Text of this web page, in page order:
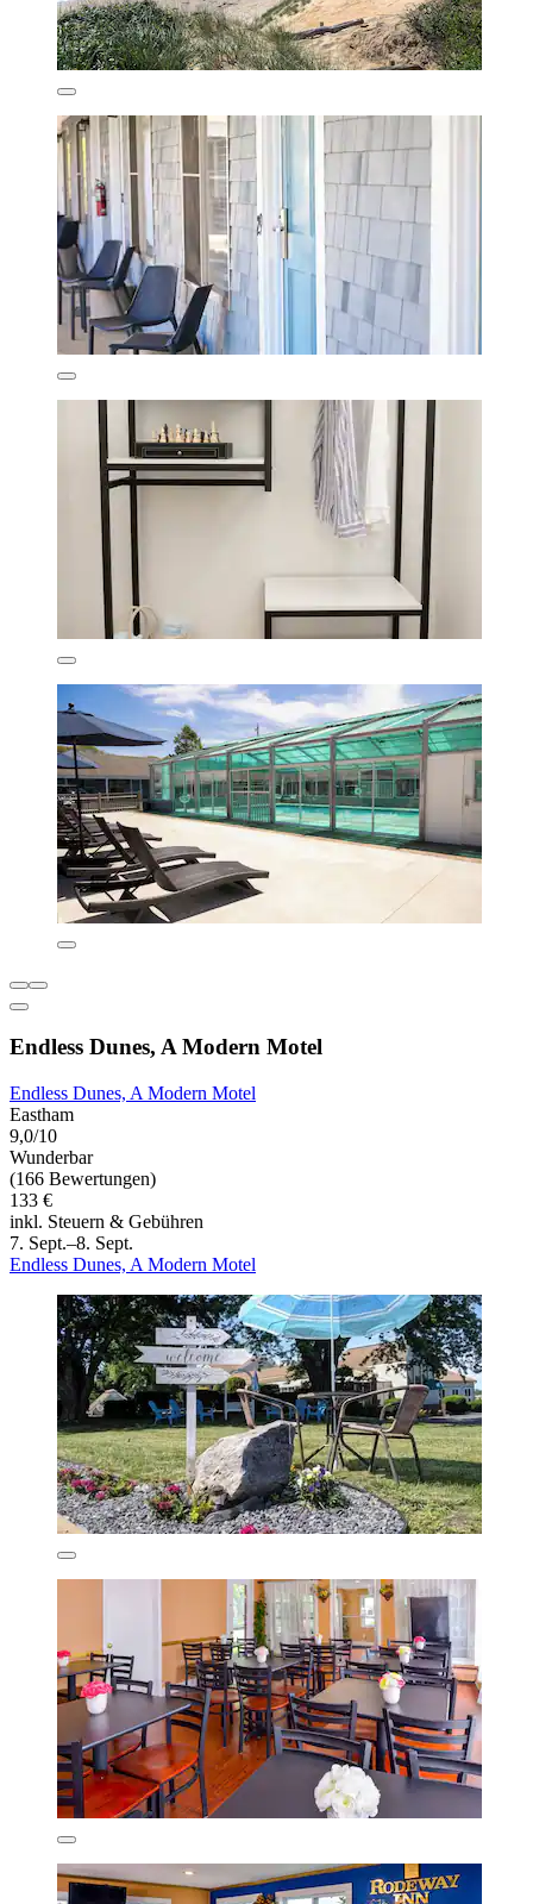
Endless Dunes, A Modern Motel
Endless Dunes, A Modern Motel
Eastham
9,0/10
Wunderbar
(166 Bewertungen)
133 €
inkl. Steuern & Gebühren
7. Sept.–8. Sept.
Endless Dunes, A Modern Motel